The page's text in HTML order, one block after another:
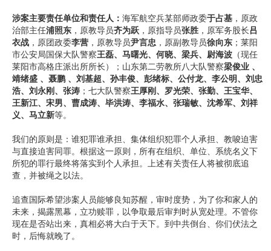
涉案主要责任单位和责任人： 海军航空兵某部师政委于占基 ，原政
治部主任浦照东 ，原教导员齐为跃 ，原指导员张胜 ，原军务股长吕
衣战 ，原团政委李营 ，原教导员尹言忠 ，原副教导员徐向东 ；莱阳
市公安局国保大队警察王磊、马曙光、何晓、梁兵、尉海波 （现任
莱阳市高格庄派出所所长）；山东第二劳教所八大队警察梁俊业 、
靖绪盛 、聂鹏 、刘基超、孙丰俊、彭绪标、公付龙、李公明、刘忠
浩、刘永刚、张涛 ；七大队警察王厚刚、罗光荣、张勤、王宝华、
王新江、宋男、曹成涛、毕洪涛、李福水、张瑞敏、沈希军、刘祥
义、马立新等。
我们的原则是：谁犯罪谁承担、集体组织犯罪个人承担、教唆迫害
与直接迫害同罪。根据这一原则，所有在组织、单位、系统名义下
所犯的罪行最终将落实到个人承担。上述有关责任人将被彻底追
查，并被绳之以法。
追查国际希望涉案人员能够良知苏醒，审时度势，为了你和家人的
未来，揭露黑幕，立功赎罪，以争取最后审判时从宽处理。不管你
现在是否站出来，真相必将大白于天下。到中共倒台、你们伏法之
时，后悔就晚了。